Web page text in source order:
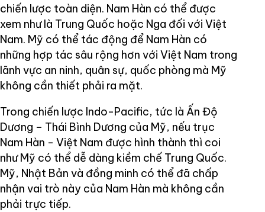
chiến lược toàn diện. Nam Hàn có thể được
xem như là Trung Quốc hoặc Nga đối với Việt
Nam. Mỹ có thể tác động để Nam Hàn có
những hợp tác sâu rộng hơn với Việt Nam trong
lãnh vực an ninh, quân sự, quốc phòng mà Mỹ
không cần thiết phải ra mặt.
Trong chiến lược Indo-Pacific, tức là Ấn Độ
Dương – Thái Bình Dương của Mỹ, nếu trục
Nam Hàn - Việt Nam được hình thành thì coi
như Mỹ có thể dễ dàng kiềm chế Trung Quốc.
Mỹ, Nhật Bản và đồng minh có thể đã chấp
nhận vai trò này của Nam Hàn mà không cần
phải trực tiếp.